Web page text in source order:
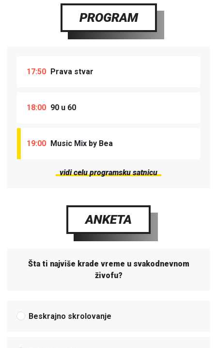
PROGRAM
17:50 Prava stvar
18:00 90 u 60
19:00 Music Mix by Bea
vidi celu programsku satnicu
ANKETA
Šta ti najviše krade vreme u svakodnevnom
živofu?
Beskrajno skrolovanje